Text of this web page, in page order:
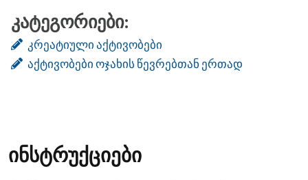
კატეგორიები:
კრეატიული აქტივობები
აქტივობები ოჯახის წევრებთან ერთად
ინსტრუქციები